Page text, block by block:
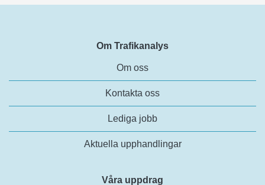
Om Trafikanalys
Om oss
Kontakta oss
Lediga jobb
Aktuella upphandlingar
Våra uppdrag